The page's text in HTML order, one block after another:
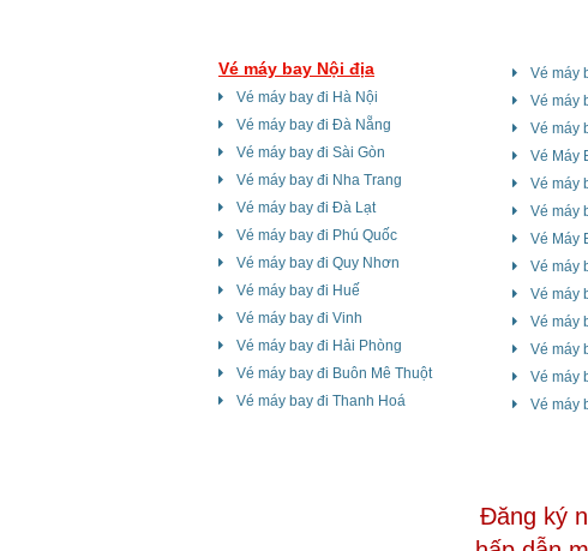
Vé máy bay Nội địa
Vé máy bay đi Hà Nội
Vé máy bay đi Đà Nẵng
Vé máy bay đi Sài Gòn
Vé máy bay đi Nha Trang
Vé máy bay đi Đà Lạt
Vé máy bay đi Phú Quốc
Vé máy bay đi Quy Nhơn
Vé máy bay đi Huế
Vé máy bay đi Vinh
Vé máy bay đi Hải Phòng
Vé máy bay đi Buôn Mê Thuột
Vé máy bay đi Thanh Hoá
Vé máy
Vé máy
Vé máy
Vé Máy
Vé máy
Vé máy
Vé Máy
Vé máy
Vé máy
Vé máy
Vé máy
Vé máy
Vé máy
Đăng ký